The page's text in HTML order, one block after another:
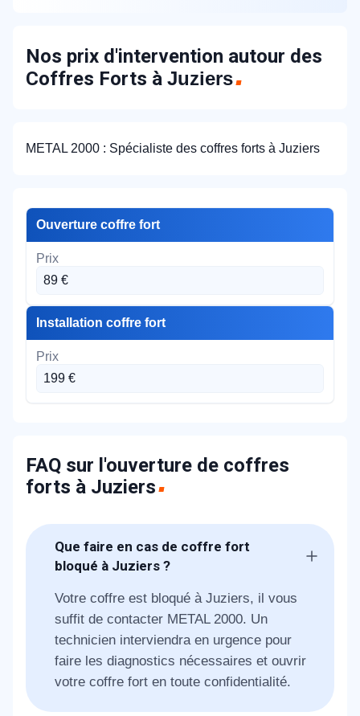
Nos prix d'intervention autour des
Coffres Forts à Juziers
METAL 2000 : Spécialiste des coffres forts à Juziers
Ouverture coffre fort
89 €
Installation coffre fort
199 €
FAQ sur l'ouverture de coffres
forts à Juziers
Que faire en cas de coffre fort
bloqué à Juziers ?
Votre coffre est bloqué à Juziers, il vous
suffit de contacter METAL 2000. Un
technicien interviendra en urgence pour
faire les diagnostics nécessaires et ouvrir
votre coffre fort en toute confidentialité.